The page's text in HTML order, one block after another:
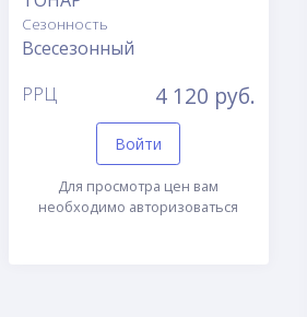
Сезонность
Всесезонный
РРЦ
4 120 руб.
Войти
Для просмотра цен вам
необходимо авторизоваться